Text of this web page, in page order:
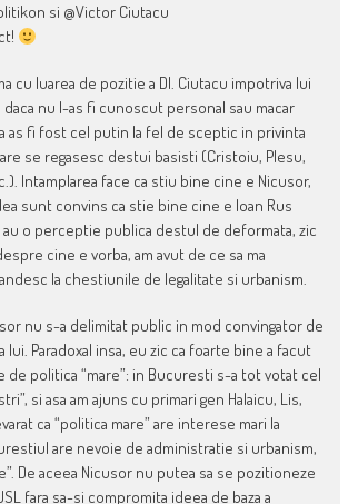
si @Victor Ciutacu
cu luarea de pozitie a Dl. Ciutacu impotriva lui
nu l-as fi cunoscut personal sau macar
as fi fost cel putin la fel de sceptic in privinta
se regasesc destui basisti (Cristoiu, Plesu,
Intamplarea face ca stiu bine cine e Nicusor,
sunt convins ca stie bine cine e Ioan Rus
o perceptie publica destul de deformata, zic
cine e vorba, am avut de ce sa ma
la chestiunile de legalitate si urbanism.
nu s-a delimitat public in mod convingator de
lui. Paradoxal insa, eu zic ca foarte bine a facut
politica “mare”: in Bucuresti s-a tot votat cel
si asa am ajuns cu primari gen Halaicu, Lis,
ca “politica mare” are interese mari la
are nevoie de administratie si urbanism,
De aceea Nicusor nu putea sa se pozitioneze
fara sa-si compromita ideea de baza a